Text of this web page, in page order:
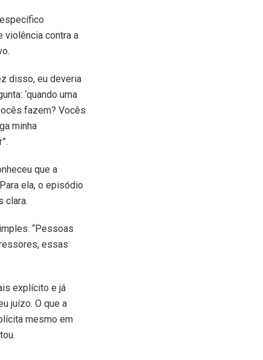
violência contra a
disso, eu deveria
‘quando uma
fazem? Vocês
minha
que a
ela, o episódio
clara.
“Pessoas
essas
explícito e já
juízo. O que a
mesmo em